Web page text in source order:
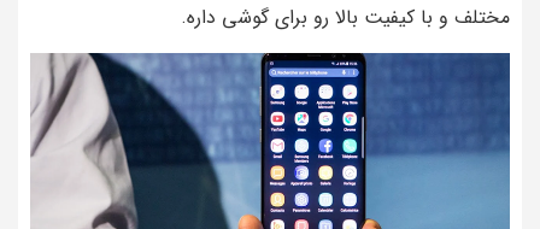
مختلف و با کیفیت بالا رو برای گوشی داره.